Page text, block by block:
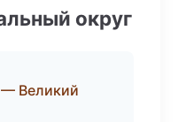
округ
Великий